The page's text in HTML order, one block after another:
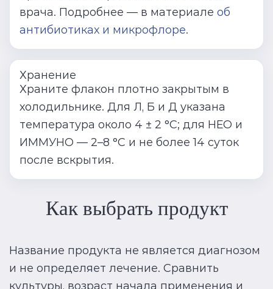
врача. Подробнее — в материале об
антибиотиках и микрофлоре.
Хранение
Храните флакон плотно закрытым в
холодильнике. Для Л, Б и Д указана
температура около 4 ± 2 °C; для НЕО и
ИММУНО — 2–8 °C и не более 14 суток
после вскрытия.
Как выбрать продукт
Название продукта не является диагнозом
и не определяет лечение. Сравнить
культуры, возраст начала применения и